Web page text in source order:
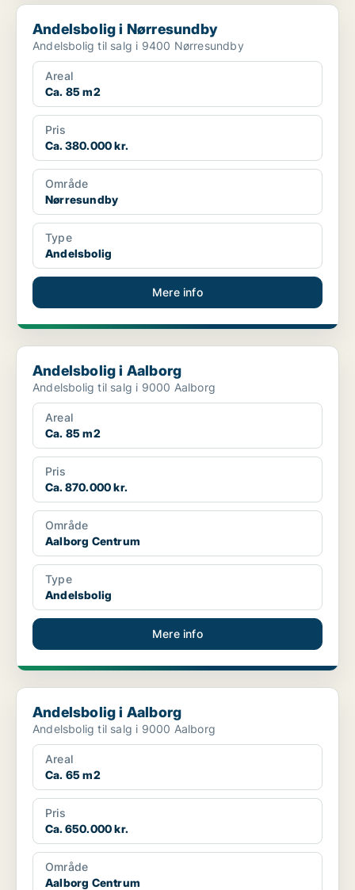
Andelsbolig i Nørresundby
Andelsbolig i Nørresundby
Andelsbolig til salg i 9400 Nørresundby
Areal
Ca. 85 m2
Pris
Ca. 380.000 kr.
Område
Nørresundby
Type
Andelsbolig
Mere info
Andelsbolig i Aalborg
Andelsbolig i Aalborg
Andelsbolig til salg i 9000 Aalborg
Areal
Ca. 85 m2
Pris
Ca. 870.000 kr.
Område
Aalborg Centrum
Type
Andelsbolig
Mere info
Andelsbolig i Aalborg
Andelsbolig i Aalborg
Andelsbolig til salg i 9000 Aalborg
Areal
Ca. 65 m2
Pris
Ca. 650.000 kr.
Område
Aalborg Centrum